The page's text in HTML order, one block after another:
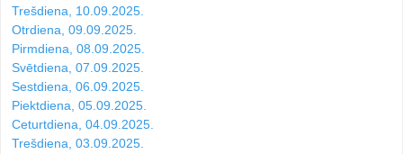
Trešdiena, 10.09.2025.
Otrdiena, 09.09.2025.
Pirmdiena, 08.09.2025.
Svētdiena, 07.09.2025.
Sestdiena, 06.09.2025.
Piektdiena, 05.09.2025.
Ceturtdiena, 04.09.2025.
Trešdiena, 03.09.2025.